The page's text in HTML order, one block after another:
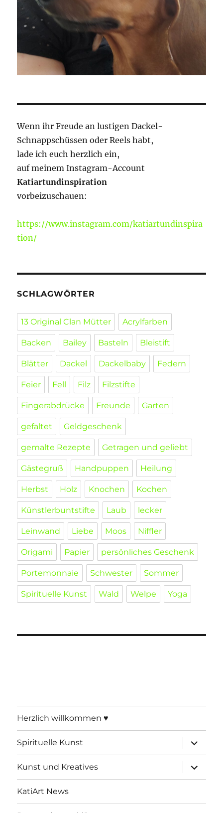
Wenn ihr Freude an lustigen Dackel-
Schnappschüssen oder Reels habt,
lade ich euch herzlich ein,
auf meinem Instagram-Account
Katiartundinspiration
vorbeizuschauen:
https://www.instagram.com/katiartundinspira
tion/
SCHLAGWÖRTER
13 Original Clan Mütter Acrylfarben
Backen Bailey Basteln Bleistift
Blätter Dackel Dackelbaby Federn
Feier Fell Filz Filzstifte
Fingerabdrücke Freunde Garten
gefaltet Geldgeschenk
gemalte Rezepte Getragen und geliebt
Gästegruß Handpuppen Heilung
Herbst Holz Knochen Kochen
Künstlerbuntstifte Laub lecker
Leinwand Liebe Moos Niffler
Origami Papier persönliches Geschenk
Portemonnaie Schwester Sommer
Spirituelle Kunst Wald Welpe Yoga
Herzlich willkommen ♥
Spirituelle Kunst
öffnen
Kunst und Kreatives
öffnen
KatiArt News